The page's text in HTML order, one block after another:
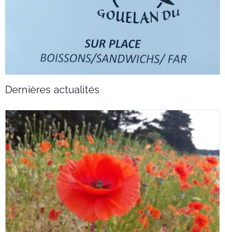
Dernières actualités